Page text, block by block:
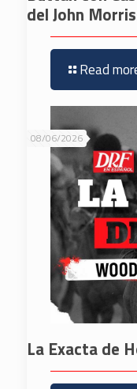
del John
Read
08/06/2026
La Exacta de